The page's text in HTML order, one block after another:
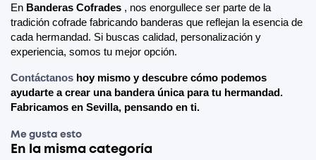
En Banderas Cofrades , nos enorgullece ser parte de la
tradición cofrade fabricando banderas que reflejan la esencia de
cada hermandad. Si buscas calidad, personalización y
experiencia, somos tu mejor opción.
Contáctanos hoy mismo y descubre cómo podemos
ayudarte a crear una bandera única para tu hermandad.
Fabricamos en Sevilla, pensando en ti.
Me gusta esto
En la misma categoría